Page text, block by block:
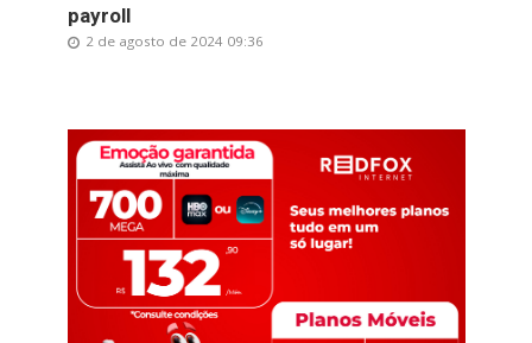
payroll
2 de agosto de 2024 09:36